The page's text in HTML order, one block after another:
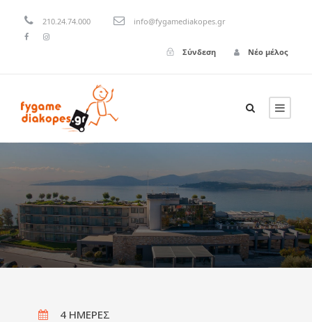
210.24.74.000 info@fygamediakopes.gr
Σύνδεση Νέο μέλος
4 ΗΜΕΡΕΣ